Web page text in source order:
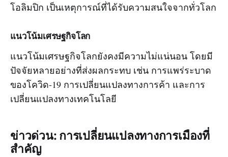
โอลิมปิก เป็นเหตุการณ์ที่ได้รับความสนใจจากทั่วโลก
แนวโน้มเศรษฐกิจโลก
แนวโน้มเศรษฐกิจโลกยังคงมีความไม่แน่นอน โดยมี
ปัจจัยหลายอย่างที่ส่งผลกระทบ เช่น การแพร่ระบาด
ของโควิด-19 การเปลี่ยนแปลงทางการค้า และการ
เปลี่ยนแปลงทางเทคโนโลยี
ข่าวด่วน: การเปลี่ยนแปลงทางการเมืองที่
สำคัญ